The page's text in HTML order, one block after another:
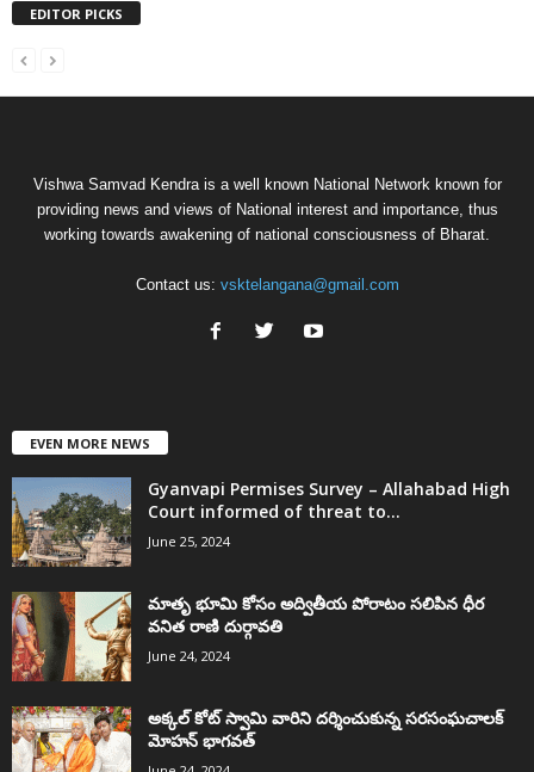
EDITOR PICKS
Vishwa Samvad Kendra is a well known National Network known for
providing news and views of National interest and importance, thus
working towards awakening of national consciousness of Bharat.
Contact us: vsktelangana@gmail.com
EVEN MORE NEWS
Gyanvapi Permises Survey – Allahabad High
Court informed of threat to...
June 25, 2024
మాతృ భూమి కోసం అద్వితీయ పోరాటం సలిపిన ధీర
వనిత రాణి దుర్గావతి
June 24, 2024
అక్కల్‌ కోట్‌ స్వామి వారిని దర్శించుకున్న సరసంఘచాలక్
మోహన్ భాగవత్